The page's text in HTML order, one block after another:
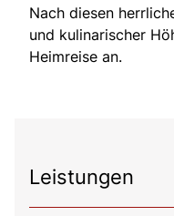
Nach diesen
und kulinarischer
Heimreise an.
Leistungen